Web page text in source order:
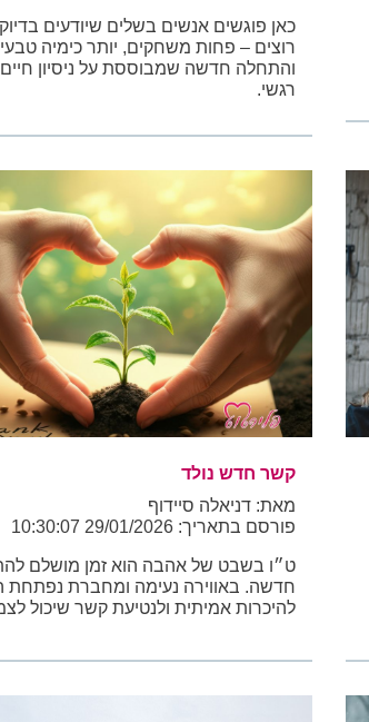
כאן פוגשים אנשים בשלים שיודעים
רוצים – פחות משחקים, יותר כימיה
והתחלה חדשה שמבוססת על ניסיון חיים
רגשי.
קשר חדש נולד
מאת: דניאלה סיידוף
פורסם בתאריך: 29/01/2026 10:30:07
ט״ו בשבט של אהבה הוא זמן מושלם
חדשה. באווירה נעימה ומחברת נפתחת
להיכרות אמיתית ולנטיעת קשר שיכול